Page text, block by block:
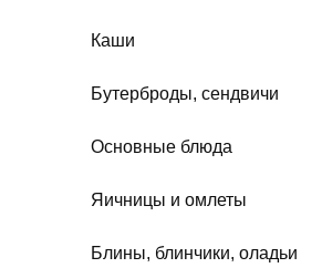
Каши
Бутерброды, сендвичи
Основные блюда
Яичницы и омлеты
Блины, блинчики, оладьи